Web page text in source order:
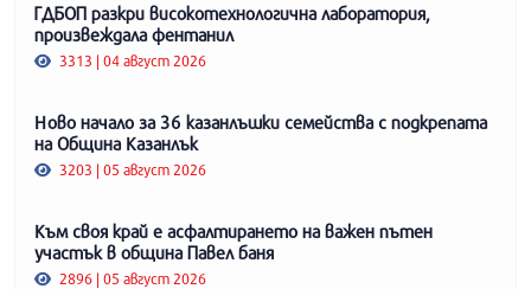
ГДБОП разкри високотехнологична лаборатория,
произвеждала фентанил
3313 | 04 август 2026
Ново начало за 36 казанлъшки семейства с подкрепата
на Община Казанлък
3203 | 05 август 2026
Към своя край е асфалтирането на важен пътен
участък в община Павел баня
2896 | 05 август 2026